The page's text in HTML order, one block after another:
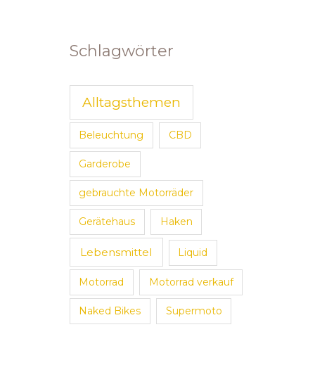
Schlagwörter
Alltagsthemen
Beleuchtung CBD
Garderobe
gebrauchte Motorräder
Gerätehaus Haken
Lebensmittel Liquid
Motorrad Motorrad verkauf
Naked Bikes Supermoto